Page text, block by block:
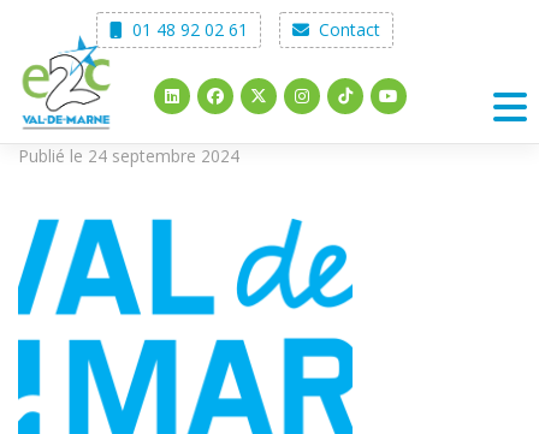
content
01 48 92 02 61 Contact
Publié le 24 septembre 2024